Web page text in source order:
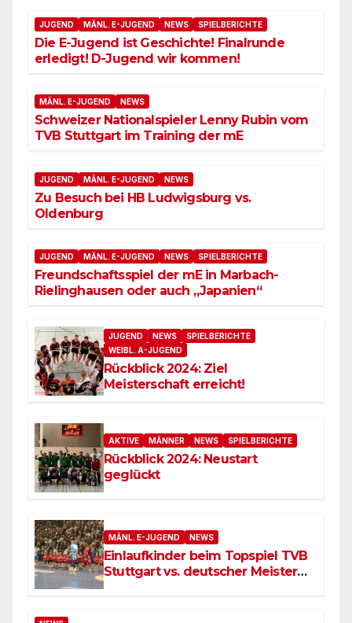
JUGEND MÄNL. E-JUGEND NEWS SPIELBERICHTE
Die E-Jugend ist Geschichte! Finalrunde
erledigt! D-Jugend wir kommen!
MÄNL. E-JUGEND NEWS
Schweizer Nationalspieler Lenny Rubin vom
TVB Stuttgart im Training der mE
JUGEND MÄNL. E-JUGEND NEWS
Zu Besuch bei HB Ludwigsburg vs.
Oldenburg
JUGEND MÄNL. E-JUGEND NEWS SPIELBERICHTE
Freundschaftsspiel der mE in Marbach-
Rielinghausen oder auch „Japanien“
JUGEND NEWS
SPIELBERICHTE
WEIBL. A-JUGEND
Rückblick 2024: Ziel
Meisterschaft erreicht!
AKTIVE MÄNNER NEWS SPIELBERICHTE
Rückblick 2024: Neustart
geglückt
MÄNL. E-JUGEND NEWS
Einlaufkinder beim Topspiel TVB
Stuttgart vs. deutscher Meister